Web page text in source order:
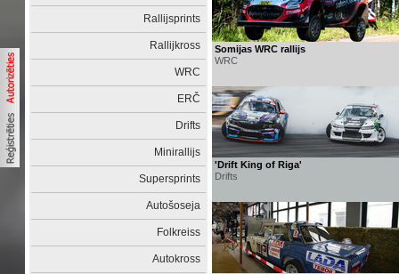
Rallijsprints
Rallijkross
WRC
ERČ
Drifts
Minirallijs
Supersprints
Autošoseja
Folkreiss
Autokross
Somijas WRC rallijs
WRC
'Drift King of Riga'
Drifts